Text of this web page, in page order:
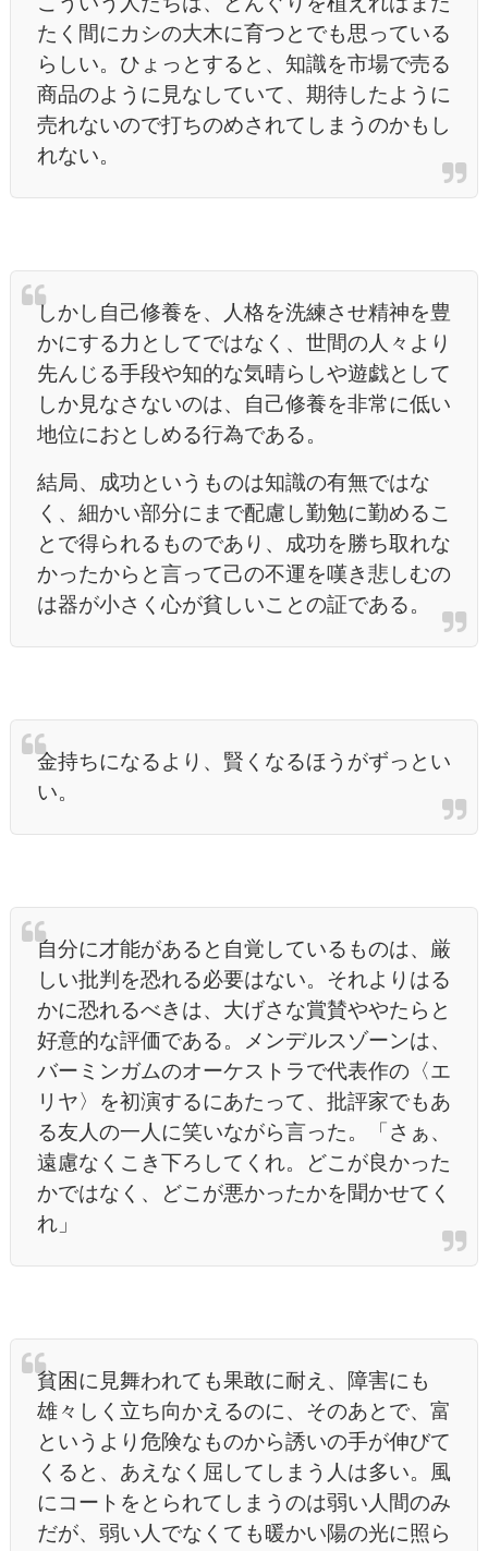
たく間にカシの大木に育つとでも思っている
らしい。ひょっとすると、知識を市場で売る
商品のように見なしていて、期待したように
売れないので打ちのめされてしまうのかもし
れない。
しかし自己修養を、人格を洗練させ精神を豊
かにする力としてではなく、世間の人々より
先んじる手段や知的な気晴らしや遊戯として
しか見なさないのは、自己修養を非常に低い
地位におとしめる行為である。
結局、成功というものは知識の有無ではな
く、細かい部分にまで配慮し勤勉に勤めるこ
とで得られるものであり、成功を勝ち取れな
かったからと言って己の不運を嘆き悲しむの
は器が小さく心が貧しいことの証である。
金持ちになるより、賢くなるほうがずっとい
い。
自分に才能があると自覚しているものは、厳
しい批判を恐れる必要はない。それよりはる
かに恐れるべきは、大げさな賞賛ややたらと
好意的な評価である。メンデルスゾーンは、
バーミンガムのオーケストラで代表作の〈エ
リヤ〉を初演するにあたって、批評家でもあ
る友人の一人に笑いながら言った。「さぁ、
遠慮なくこき下ろしてくれ。どこが良かった
かではなく、どこが悪かったかを聞かせてく
れ」
貧困に見舞われても果敢に耐え、障害にも
雄々しく立ち向かえるのに、そのあとで、富
というより危険なものから誘いの手が伸びて
くると、あえなく屈してしまう人は多い。風
にコートをとられてしまうのは弱い人間のみ
だが、弱い人でなくても暖かい陽の光に照ら